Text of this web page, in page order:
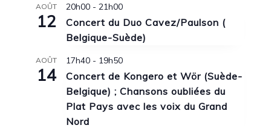
AOÛT
12
20h00- 21h00
Concert du Duo Cavez/Paulson (
Belgique-Suède)
AOÛT
14
17h40- 19h50
Concert de Kongero et Wör (Suède-
Belgique) ; Chansons oubliées du
Plat Pays avec les voix du Grand
Nord